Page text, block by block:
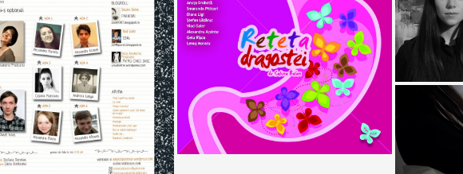
(English) Mic Tratat despre zeul corp